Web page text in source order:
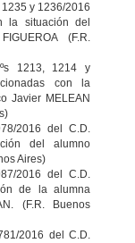
y 1236/2016
la situación del
(F.R.
1213, 1214 y
con la
Javier MELEAN
2016 del C.D.
del alumno
Aires)
2016 del C.D.
de la alumna
(F.R. Buenos
2016 del C.D.